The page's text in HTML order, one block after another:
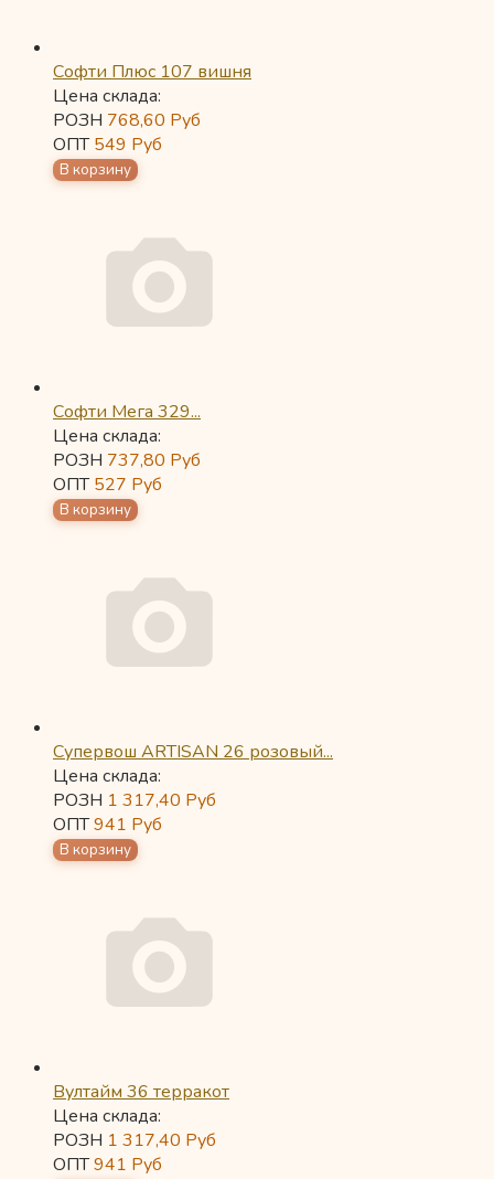
Софти Плюс 107 вишня
Цена склада:
РОЗН 768,60 Руб
ОПТ549 Руб
Софти Мега 329...
Цена склада:
РОЗН 737,80 Руб
ОПТ527 Руб
Супервош ARTISAN 26 розовый...
Цена склада:
РОЗН 1 317,40 Руб
ОПТ941 Руб
Вултайм 36 терракот
Цена склада:
РОЗН 1 317,40 Руб
ОПТ941 Руб